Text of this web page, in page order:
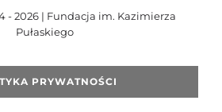
- 2026 | Fundacja im. Kazimierza
Pułaskiego
PRYWATNOŚCI